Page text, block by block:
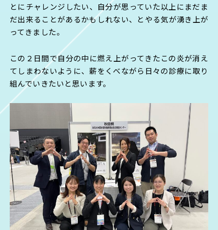
とにチャレンジしたい、自分が思っていた以上にまだま
だ出来ることがあるかもしれない、とやる気が湧き上が
ってきました。
この２日間で自分の中に燃え上がってきたこの炎が消え
てしまわないように、薪をくべながら日々の診療に取り
組んでいきたいと思います。